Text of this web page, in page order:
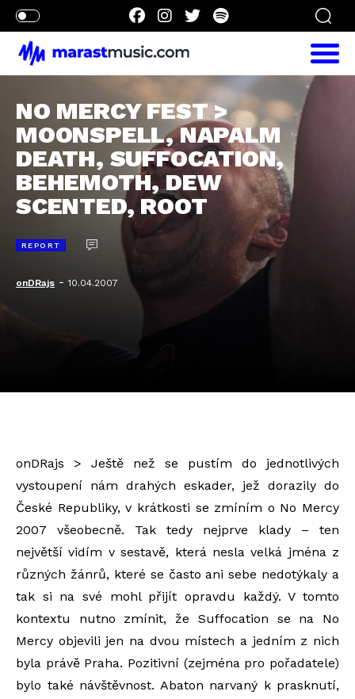
NO MERCY FEST >
MOONSPELL, NAPALM
DEATH, SUFFOCATION,
BEHEMOTH, DEW
SCENTED, ROOT
REPORT
onDRajs -10.04.2007
onDRajs > Ještě než se pustím do jednotlivých
vystoupení nám drahých eskader, jež dorazily do
České Republiky, v krátkosti se zmíním o No Mercy
2007 všeobecně. Tak tedy nejprve klady – ten
největší vidím v sestavě, která nesla velká jména z
různých žánrů, které se často ani sebe nedotýkaly a
tak si na své mohl přijít opravdu každý. V tomto
kontextu nutno zmínit, že Suffocation se na No
Mercy objevili jen na dvou místech a jedním z nich
byla právě Praha. Pozitivní (zejména pro pořadatele)
bylo také návštěvnost. Abaton narvaný k prasknutí,